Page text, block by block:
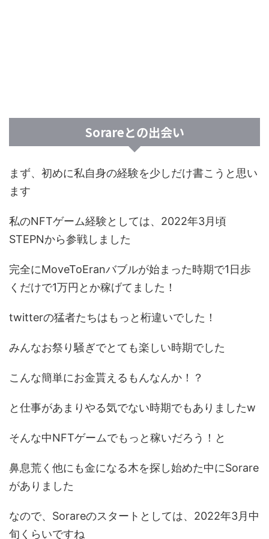
Sorareとの出会い
まず、初めに私自身の経験を少しだけ書こうと思い
ます
私のNFTゲーム経験としては、2022年3月頃
STEPNから参戦しました
完全にMoveToEranバブルが始まった時期で1日歩
くだけで1万円とか稼げてました！
twitterの猛者たちはもっと桁違いでした！
みんなお祭り騒ぎでとても楽しい時期でした
こんな簡単にお金貰えるもんなんか！？
と仕事があまりやる気でない時期でもありましたw
そんな中NFTゲームでもっと稼いだろう！と
鼻息荒く他にも金になる木を探し始めた中にSorare
がありました
なので、Sorareのスタートとしては、2022年3月中
旬くらいですね